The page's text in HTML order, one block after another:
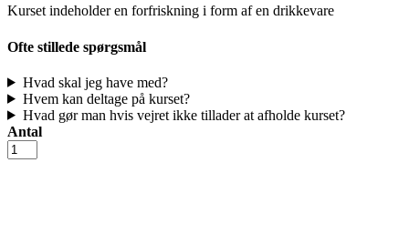
Kurset indeholder en forfriskning i form af en drikkevare
Ofte stillede spørgsmål
Hvad skal jeg have med?
Hvem kan deltage på kurset?
Hvad gør man hvis vejret ikke tillader at afholde kurset?
Antal
Kajak
introkursus